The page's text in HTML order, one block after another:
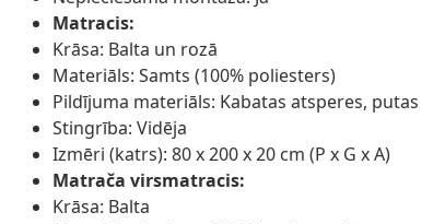
Matracis:
Krāsa: Balta un rozā
Materiāls: Samts (100% poliesters)
Pildījuma materiāls: Kabatas atsperes, putas
Stingrība: Vidēja
Izmēri (katrs): 80 x 200 x 20 cm (P x G x A)
Matrača virsmatracis:
Krāsa: Balta